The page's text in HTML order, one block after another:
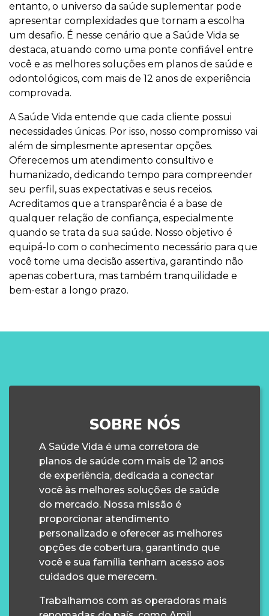
entanto, o universo da saúde suplementar pode
apresentar complexidades que tornam a escolha
um desafio. É nesse cenário que a Saúde Vida se
destaca, atuando como uma ponte confiável entre
você e as melhores soluções em planos de saúde e
odontológicos, com mais de 12 anos de experiência
comprovada.
A Saúde Vida entende que cada cliente possui
necessidades únicas. Por isso, nosso compromisso vai
além de simplesmente apresentar opções.
Oferecemos um atendimento consultivo e
humanizado, dedicando tempo para compreender
seu perfil, suas expectativas e seus receios.
Acreditamos que a transparência é a base de
qualquer relação de confiança, especialmente
quando se trata da sua saúde. Nosso objetivo é
equipá-lo com o conhecimento necessário para que
você tome uma decisão assertiva, garantindo não
apenas cobertura, mas também tranquilidade e
bem-estar a longo prazo.
SOBRE NÓS
A Saúde Vida é uma corretora de
planos de saúde com mais de 12 anos
de experiência, dedicada a conectar
você às melhores soluções de saúde
do mercado. Nossa missão é
proporcionar atendimento
personalizado e oferecer as melhores
opções de cobertura, garantindo que
você e sua família tenham acesso aos
cuidados que merecem.
Trabalhamos com as operadoras mais